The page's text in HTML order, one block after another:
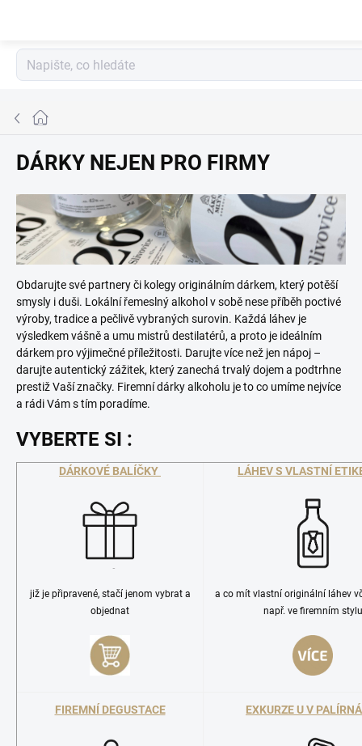
Domů
DÁRKY NEJEN PRO FIRMY
Obdarujte své partnery či kolegy originálním dárkem, který potěší
smysly i duši. Lokální řemeslný alkohol v sobě nese příběh poctivé
výroby, tradice a pečlivě vybraných surovin. Každá láhev je
výsledkem vášně a umu mistrů destilatérů, a proto je ideálním
dárkem pro výjimečné příležitosti. Darujte více než jen nápoj –
darujte autentický zážitek, který zanechá trvalý dojem a podtrhne
prestiž Vaší značky. Firemní dárky alkoholu je to co umíme nejvíce
a rádi Vám s tím poradíme.
VYBERTE SI :
DÁRKOVÉ BALÍČKY
již je připravené, stačí jenom vybrat a
objednat
LÁHEV S VLASTNÍ
a co mít vlastní originální láhev
např. ve firemním stylu
FIREMNÍ DEGUSTACE EXKURZE U V